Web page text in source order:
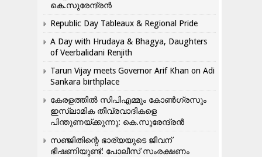
കെ.സുരേന്ദ്രൻ
Republic Day Tableaux & Regional Pride
A Day with Hrudaya & Bhagya, Daughters
of Veerbalidani Renjith
Tarun Vijay meets Governor Arif Khan on Adi
Sankara birthplace
കേരളത്തിൽ സിപിഎമ്മും കോൺ​ഗ്രസും
ഇസ്ലാമിക തീവ്രവാദികളെ
പിന്തുണയ്ക്കുന്നു: കെ.സുരേന്ദ്രൻ
സഞ്ജിതിന്റെ ഭാര്യയുടെ ജീവന്
ഭീഷണിയുണ്ട്: പോലീസ് സംരക്ഷണം